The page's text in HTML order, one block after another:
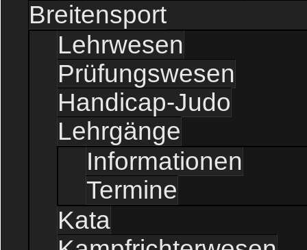
Breitensport
Lehrwesen
Prüfungswesen
Handicap-Judo
Lehrgänge
Informationen
Termine
Kata